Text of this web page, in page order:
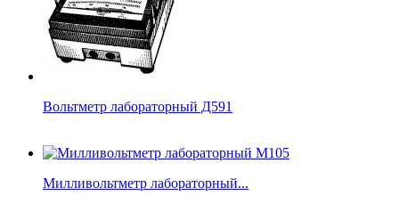
Вольтметр лабораторный Д591
Милливольтметр лабораторный...